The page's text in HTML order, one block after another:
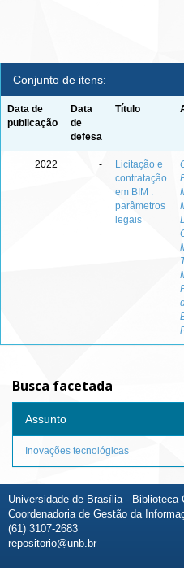
Conjunto de itens:
Data de
publicação
Data
de
defesa
Título
2022 -
Licitação e
contratação
em BIM :
parâmetros
legais
Busca facetada
Assunto
Inovações tecnológicas
Universidade de Brasília - Biblioteca
Coordenadoria de Gestão da
(61) 3107-2683
repositorio@unb.br